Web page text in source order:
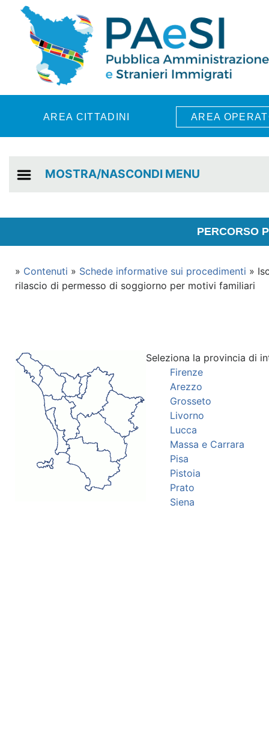
Skip to main content
AREA CITTADINI AREA
MOSTRA/NASCONDI MENU
PERCORSO
» Contenuti » Schede informative sui procedimenti »
rilascio di permesso di soggiorno per motivi familiari
Seleziona la provincia di
Firenze
Arezzo
Grosseto
Livorno
Lucca
Massa e Carrara
Pisa
Pistoia
Prato
Siena